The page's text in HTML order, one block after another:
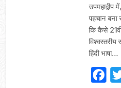
उपमहाद्वीप
पहचान
कि कैसे 21वीं
विश्वस्तरीय
हिंदी भाषा…